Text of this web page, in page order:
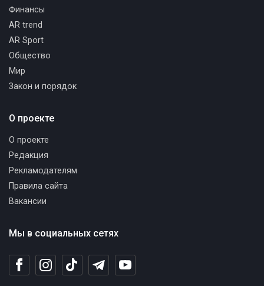
Мы в социальных сетях
Финансы
AR trend
AR Sport
Общество
Мир
Закон и порядок
О проекте
О проекте
Редакция
Рекламодателям
Правила сайта
Вакансии